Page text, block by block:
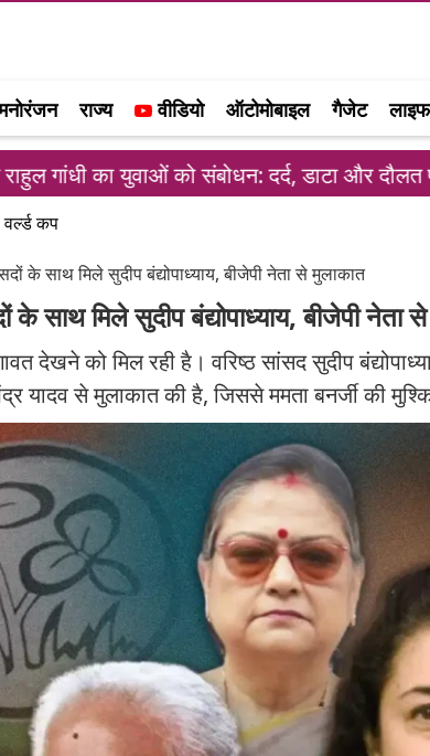
राज्य वीडियो ऑटोमोबाइल गैजेट
को संबोधन: दर्द, डाटा और दौलत पर की बड़ी बात
कप
के साथ मिले सुदीप बंद्योपाध्याय, बीजेपी नेता से मुलाकात
के साथ मिले सुदीप बंद्योपाध्याय, बीजेपी नेता
देखने को मिल रही है। वरिष्ठ सांसद सुदीप
यादव से मुलाकात की है, जिससे ममता बनर्जी की